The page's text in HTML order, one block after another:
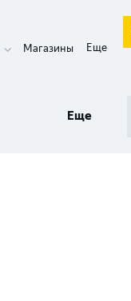
Магазины Еще
Еще